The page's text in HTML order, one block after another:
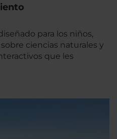
para los niños,
ciencias naturales y
que les